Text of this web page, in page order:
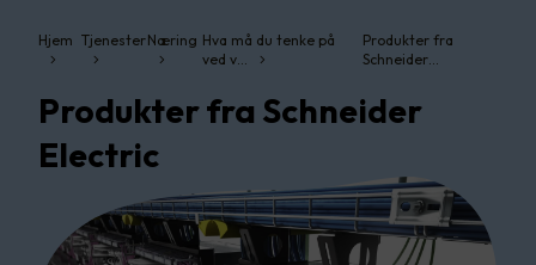
Hjem TjenesterNæring Hva må du tenke på
ved v…
Produkter fra
Schneider…
Produkter fra Schneider
Electric